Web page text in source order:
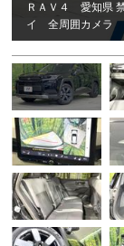
ＲＡＶ４ 愛知県
イ 全周囲カメラ